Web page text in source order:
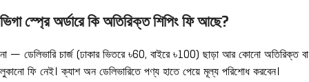
ভিগা স্প্রে অর্ডারে কি অতিরিক্ত শিপিং ফি আছে?
না — ডেলিভারি চার্জ (ঢাকার ভিতরে ৳60, বাইরে ৳100) ছাড়া আর কোনো অতিরিক্ত বা
লুকানো ফি নেই। ক্যাশ অন ডেলিভারিতে পণ্য হাতে পেয়ে মূল্য পরিশোধ করবেন।